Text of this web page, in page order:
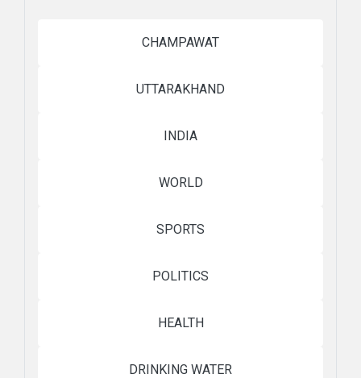
CHAMPAWAT
UTTARAKHAND
INDIA
WORLD
SPORTS
POLITICS
HEALTH
DRINKING WATER